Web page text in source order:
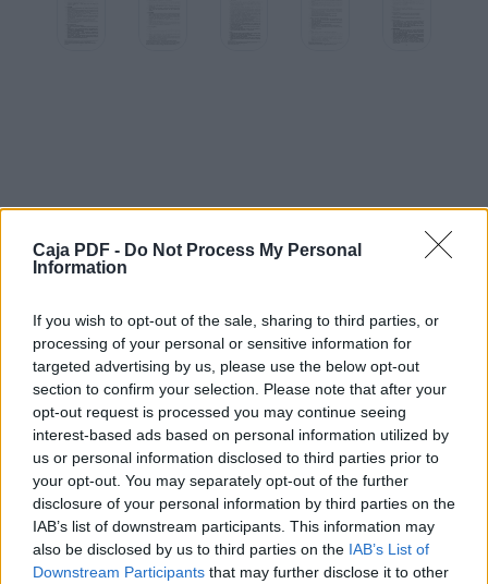
Caja PDF - Do Not Process My Personal
Information
If you wish to opt-out of the sale, sharing to third parties, or
processing of your personal or sensitive information for
targeted advertising by us, please use the below opt-out
section to confirm your selection. Please note that after your
opt-out request is processed you may continue seeing
interest-based ads based on personal information utilized by
us or personal information disclosed to third parties prior to
your opt-out. You may separately opt-out of the further
disclosure of your personal information by third parties on the
IAB’s list of downstream participants. This information may
also be disclosed by us to third parties on the IAB’s List of
Downstream Participants that may further disclose it to other
5. Serveis públics
7. Participació comunitària en el funcionament
de les
8. Eliminació dels privilegis als polítics,
sindicalistes i
representants religiosos
1. Laboral
• Retirada del paquet de retallades en
pensions, subsidis, ajudes socials i sous
dels funcionaris. A Catalunya la llei Òmnibus.
• Subsidi per desocupació suficient per cobrir
les necessitats dels aturats.
• Ni un acomiadament col·lectiu més (contra
els expedients de regulació
d'ocupació).
Descargar el documento (PDF)
primeres_mesures_per_uina_vida_digna.pdf (PDF, 74 KB)